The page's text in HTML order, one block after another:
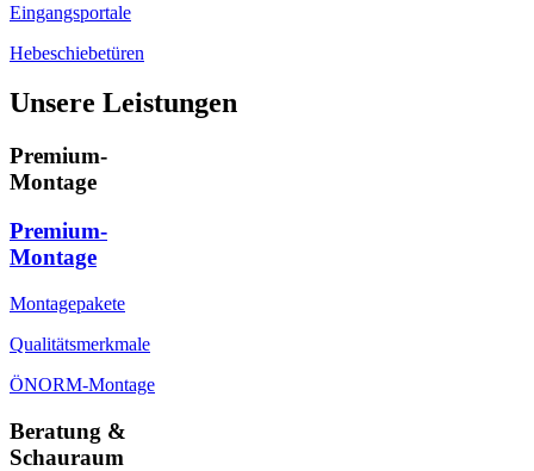
Eingangsportale
Hebeschiebetüren
Unsere Leistungen
Premium-
Montage
Premium-
Montage
Montagepakete
Qualitätsmerkmale
ÖNORM-Montage
Beratung &
Schauraum